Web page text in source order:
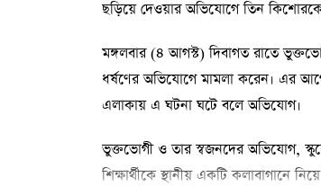
ছড়িয়ে দেওয়ার অভিযোগে তিন কিশোরকে
মঙ্গলবার (৪ আগস্ট) দিবাগত রাতে
ধর্ষণের অভিযোগে মামলা করেন। এর
এলাকায় এ ঘটনা ঘটে বলে অভিযোগ।
ভুক্তভোগী ও তার স্বজনদের অভিযোগ,
শিক্ষার্থীকে স্থানীয় একটি